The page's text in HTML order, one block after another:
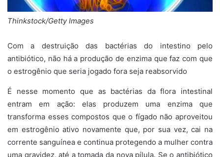
Thinkstock/Getty Images
Com a destruição das bactérias do intestino pelo
antibiótico, não há a produção de enzima que faz com que
o estrogênio que seria jogado fora seja reabsorvido
É nesse momento que as bactérias da flora intestinal
entram em ação: elas produzem uma enzima que
transforma esses compostos que o fígado não aproveitou
em estrogênio ativo novamente que, por sua vez, cai na
corrente sanguínea e continua protegendo a mulher contra
uma gravidez, até a tomada da nova pílula. Se o antibiótico